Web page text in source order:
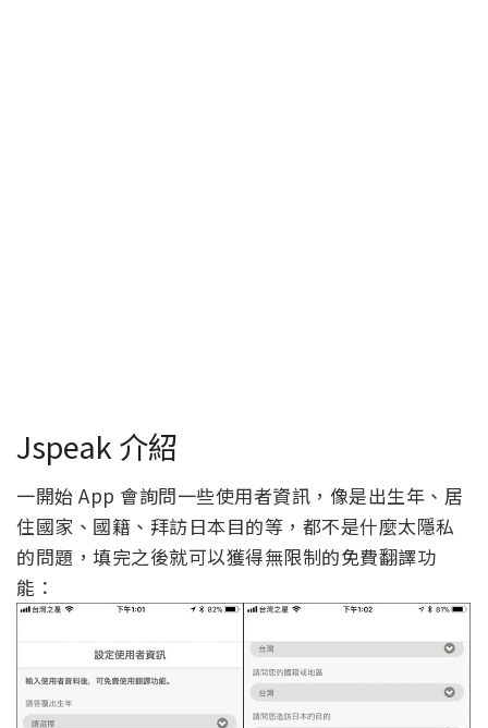
Jspeak 介紹
一開始 App 會詢問一些使用者資訊，像是出生年、居
住國家、國籍、拜訪日本目的等，都不是什麼太隱私
的問題，填完之後就可以獲得無限制的免費翻譯功
能：